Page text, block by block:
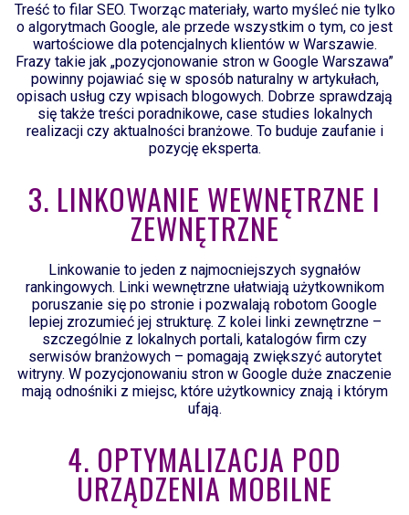
Treść to filar SEO. Tworząc materiały, warto myśleć nie tylko
o algorytmach Google, ale przede wszystkim o tym, co jest
wartościowe dla potencjalnych klientów w Warszawie.
Frazy takie jak „pozycjonowanie stron w Google Warszawa”
powinny pojawiać się w sposób naturalny w artykułach,
opisach usług czy wpisach blogowych. Dobrze sprawdzają
się także treści poradnikowe, case studies lokalnych
realizacji czy aktualności branżowe. To buduje zaufanie i
pozycję eksperta.
3. LINKOWANIE WEWNĘTRZNE I
ZEWNĘTRZNE
Linkowanie to jeden z najmocniejszych sygnałów
rankingowych. Linki wewnętrzne ułatwiają użytkownikom
poruszanie się po stronie i pozwalają robotom Google
lepiej zrozumieć jej strukturę. Z kolei linki zewnętrzne –
szczególnie z lokalnych portali, katalogów firm czy
serwisów branżowych – pomagają zwiększyć autorytet
witryny. W pozycjonowaniu stron w Google duże znaczenie
mają odnośniki z miejsc, które użytkownicy znają i którym
ufają.
4. OPTYMALIZACJA POD
URZĄDZENIA MOBILNE